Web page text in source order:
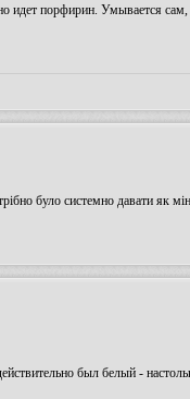
идет порфирин. Умывается
було системно давати як
был белый -